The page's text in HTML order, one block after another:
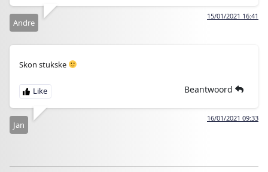
15/01/2021 16:41
Andre
Skon stukske
Beantwoord
16/01/2021 09:33
Jan